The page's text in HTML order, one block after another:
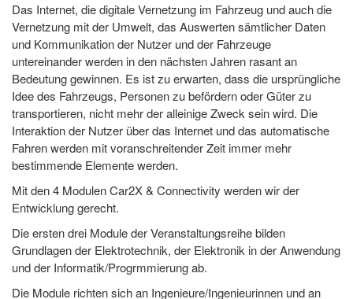
Das Internet, die digitale Vernetzung im Fahrzeug und auch die
Vernetzung mit der Umwelt, das Auswerten sämtlicher Daten
und Kommunikation der Nutzer und der Fahrzeuge
untereinander werden in den nächsten Jahren rasant an
Bedeutung gewinnen. Es ist zu erwarten, dass die ursprüngliche
Idee des Fahrzeugs, Personen zu befördern oder Güter zu
transportieren, nicht mehr der alleinige Zweck sein wird. Die
Interaktion der Nutzer über das Internet und das automatische
Fahren werden mit voranschreitender Zeit immer mehr
bestimmende Elemente werden.
Mit den 4 Modulen Car2X & Connectivity werden wir der
Entwicklung gerecht.
Die ersten drei Module der Veranstaltungsreihe bilden
Grundlagen der Elektrotechnik, der Elektronik in der Anwendung
und der Informatik/Progrmmierung ab.
Die Module richten sich an Ingenieure/Ingenieurinnen und an